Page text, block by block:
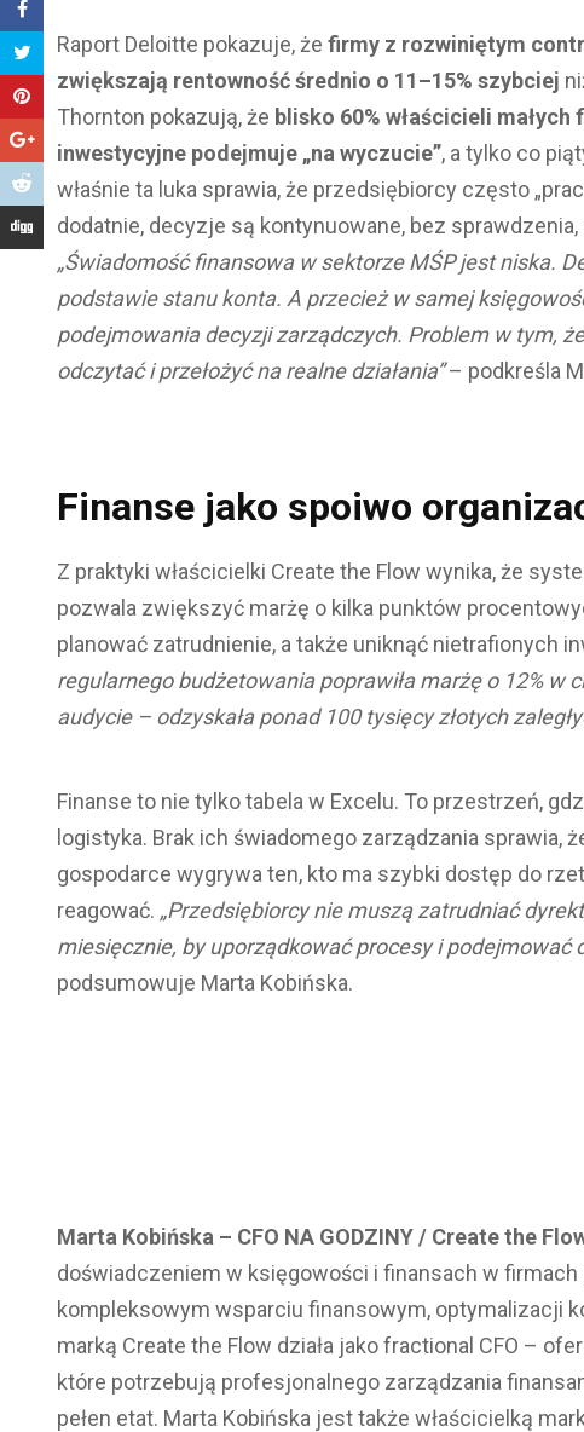
Raport Deloitte pokazuje, że firmy z rozwiniętym
zwiększają rentowność średnio o 11–15% szybciej
Thornton pokazują, że blisko 60% właścicieli
inwestycyjne podejmuje „na wyczucie”, a tylko co
właśnie ta luka sprawia, że przedsiębiorcy często
dodatnie, decyzje są kontynuowane, bez
„Świadomość finansowa w sektorze MŚP jest niska.
podstawie stanu konta. A przecież w samej
podejmowania decyzji zarządczych. Problem w tym,
odczytać i przełożyć na realne działania”– podkreśla
Finanse jako spoiwo
Z praktyki właścicielki Create the Flow wynika, że
pozwala zwiększyć marżę o kilka punktów
planować zatrudnienie, a także uniknąć nietrafionych
regularnego budżetowania poprawiła marżę o 12% w
audycie – odzyskała ponad 100 tysięcy złotych
Finanse to nie tylko tabela w Excelu. To przestrzeń,
logistyka. Brak ich świadomego zarządzania sprawia,
gospodarce wygrywa ten, kto ma szybki dostęp do
reagować. „Przedsiębiorcy nie muszą zatrudniać
miesięcznie, by uporządkować procesy i podejmować
podsumowuje Marta Kobińska.
Marta Kobińska – CFO NA GODZINY / Create the
doświadczeniem w księgowości i finansach w
kompleksowym wsparciu finansowym, optymalizacji
marką Create the Flow działa jako fractional CFO –
które potrzebują profesjonalnego zarządzania
pełen etat. Marta Kobińska jest także właścicielką